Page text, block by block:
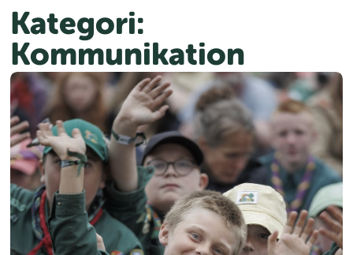
Spring
til
indhold
Kategori:
Kommunikation